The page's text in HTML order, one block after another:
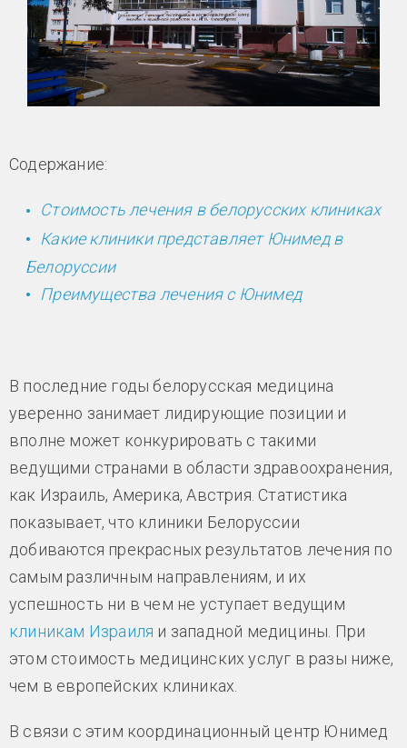
Содержание:
Стоимость лечения в белорусских клиниках
Какие клиники представляет Юнимед в
Белоруссии
Преимущества лечения с Юнимед
В последние годы белорусская медицина
уверенно занимает лидирующие позиции и
вполне может конкурировать с такими
ведущими странами в области здравоохранения,
как Израиль, Америка, Австрия. Статистика
показывает, что клиники Белоруссии
добиваются прекрасных результатов лечения по
самым различным направлениям, и их
успешность ни в чем не уступает ведущим
клиникам Израиля и западной медицины. При
этом стоимость медицинских услуг в разы ниже,
чем в европейских клиниках.
В связи с этим координационный центр Юнимед